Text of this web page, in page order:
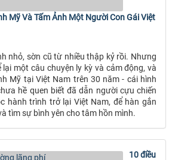
Mỹ Và Tấm Ảnh Một Người Con Gái Việt
nhỏ, sờn cũ từ nhiều thập kỷ rồi. Nhưng
một câu chuyện ly kỳ và cảm động, và
Mỹ tại Việt Nam trên 30 năm - cái hình
hề quen biết đã dẫn người cựu chiến
hành trình trở lại Việt Nam, để hàn gắn
tìm sự bình yên cho tâm hồn mình.
10 điều